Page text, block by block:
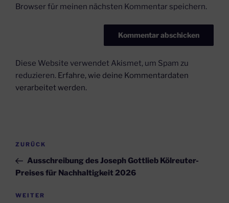
Browser für meinen nächsten Kommentar speichern.
Diese Website verwendet Akismet, um Spam zu
reduzieren. Erfahre, wie deine Kommentardaten
verarbeitet werden.
Beitragsnavigation
Vorheriger
Beitrag
ZURÜCK
Ausschreibung des Joseph Gottlieb Kölreuter-
Preises für Nachhaltigkeit 2026
Nächster
WEITER